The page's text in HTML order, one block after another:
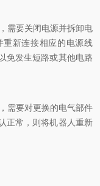
要关闭电源并拆卸电
新连接相应的电源线
免发生短路或其他电路
要对更换的电气部件
正常，则将机器人重新